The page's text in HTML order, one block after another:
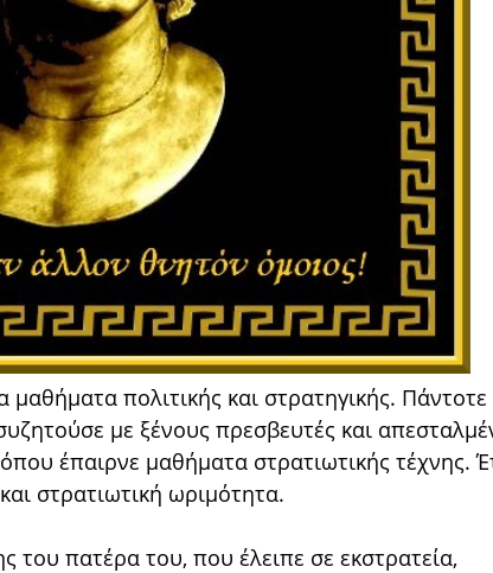
πολιτικής και στρατηγικής. Πάντοτε
με ξένους πρεσβευτές και
έπαιρνε μαθήματα στρατιωτικής τέχνης.
στρατιωτική ωριμότητα.
του πατέρα του, που έλειπε σε εκστρατεία,